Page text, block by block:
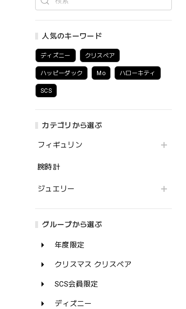
人気のキーワード
ディズニー クリスベア
ハッピーダック Mo ハローキティ
SCS
カテゴリから選ぶ
フィギュリン
腕時計
ジュエリー
グループから選ぶ
年度限定
クリスマス クリスベア
SCS会員限定
ディズニー